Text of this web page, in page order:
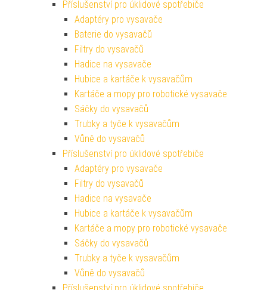
Příslušenství pro úklidové spotřebiče
Adaptéry pro vysavače
Baterie do vysavačů
Filtry do vysavačů
Hadice na vysavače
Hubice a kartáče k vysavačům
Kartáče a mopy pro robotické vysavače
Sáčky do vysavačů
Trubky a tyče k vysavačům
Vůně do vysavačů
Příslušenství pro úklidové spotřebiče
Adaptéry pro vysavače
Filtry do vysavačů
Hadice na vysavače
Hubice a kartáče k vysavačům
Kartáče a mopy pro robotické vysavače
Sáčky do vysavačů
Trubky a tyče k vysavačům
Vůně do vysavačů